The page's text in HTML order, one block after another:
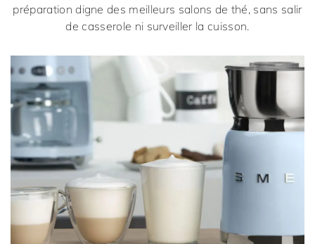
préparation digne des meilleurs salons de thé, sans salir
de casserole ni surveiller la cuisson.